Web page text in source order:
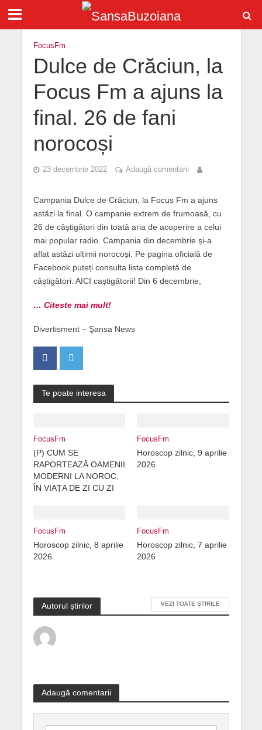
FocusFm
Dulce de Crăciun, la
Focus Fm a ajuns la
final. 26 de fani
norocoși
23 decembrie 2022 Adaugă comentarii
Campania Dulce de Crăciun, la Focus Fm a ajuns
astăzi la final. O campanie extrem de frumoasă, cu
26 de câștigători din toată aria de acoperire a celui
mai popular radio. Campania din decembrie și-a
aflat astăzi ultimii norocoși. Pe pagina oficială de
Facebook puteți consulta lista completă de
câștigători. AICI caștigătorii! Din 6 decembrie,
… Citeste mai mult!
Divertisment – Şansa News
Te poate interesa
FocusFm
(P) CUM SE
RAPORTEAZĂ OAMENII
MODERNI LA NOROC,
ÎN VIAȚA DE ZI CU ZI
FocusFm
Horoscop zilnic, 9 aprilie
2026
FocusFm
Horoscop zilnic, 8 aprilie
2026
FocusFm
Horoscop zilnic, 7 aprilie
2026
Autorul știrilor VEZI TOATE ȘTIRILE
Adaugă comentarii